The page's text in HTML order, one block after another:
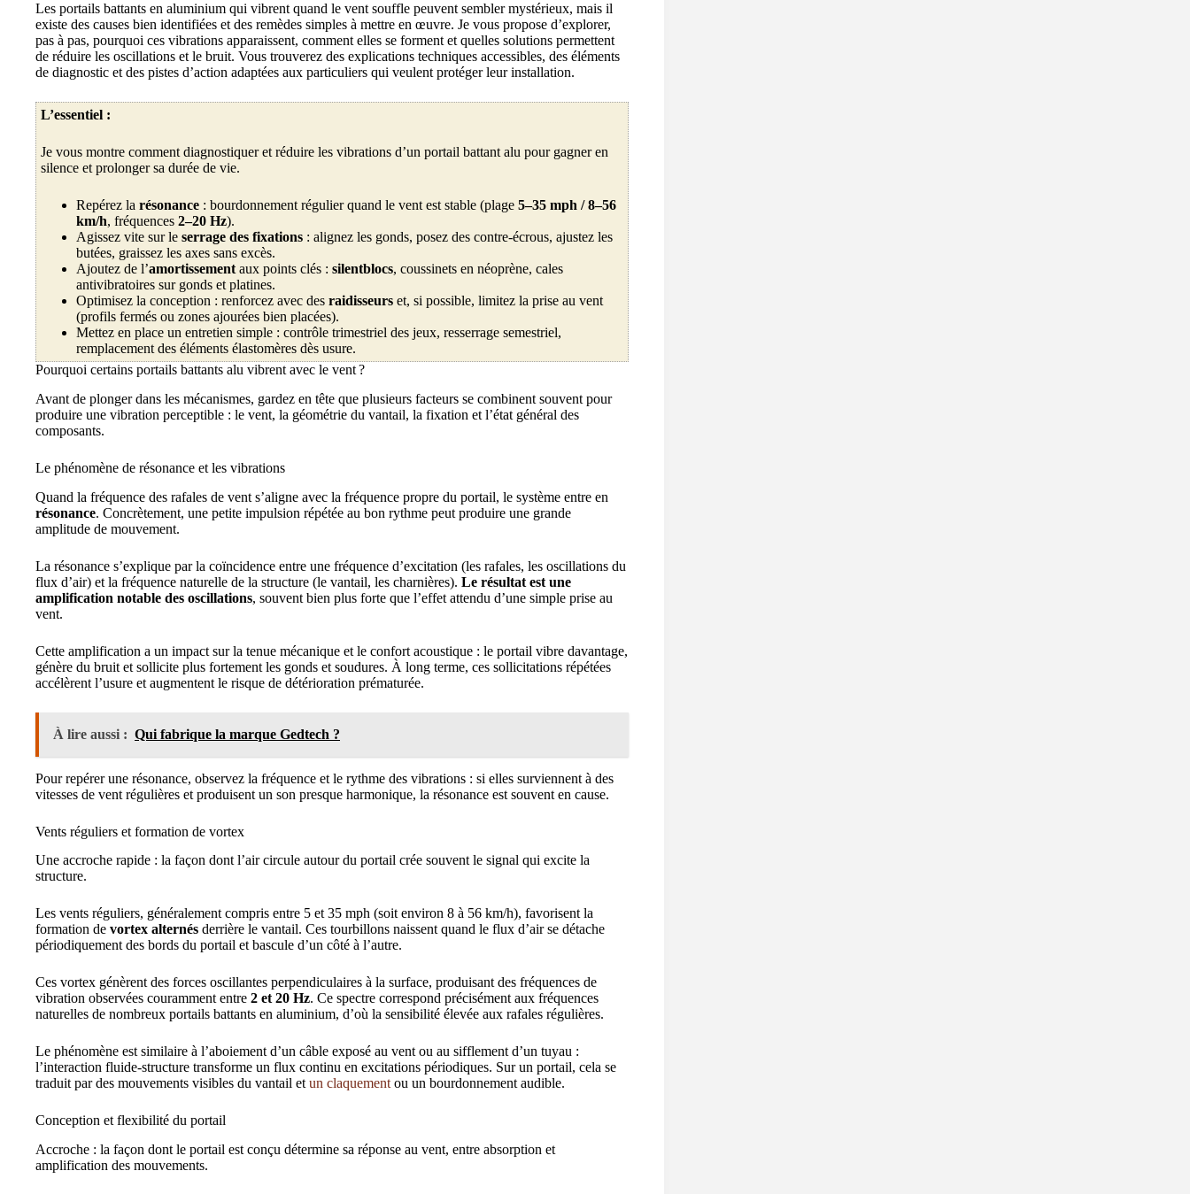
Les portails battants en aluminium qui vibrent quand le vent souffle peuvent sembler mystérieux, mais il
existe des causes bien identifiées et des remèdes simples à mettre en œuvre. Je vous propose d’explorer,
pas à pas, pourquoi ces vibrations apparaissent, comment elles se forment et quelles solutions permettent
de réduire les oscillations et le bruit. Vous trouverez des explications techniques accessibles, des éléments
de diagnostic et des pistes d’action adaptées aux particuliers qui veulent protéger leur installation.
L’essentiel :
Je vous montre comment diagnostiquer et réduire les vibrations d’un portail battant alu pour gagner en
silence et prolonger sa durée de vie.
Repérez la résonance : bourdonnement régulier quand le vent est stable (plage 5–35 mph / 8–56
km/h, fréquences 2–20 Hz).
Agissez vite sur le serrage des fixations : alignez les gonds, posez des contre-écrous, ajustez les
butées, graissez les axes sans excès.
Ajoutez de l’amortissement aux points clés : silentblocs, coussinets en néoprène, cales
antivibratoires sur gonds et platines.
Optimisez la conception : renforcez avec des raidisseurs et, si possible, limitez la prise au vent
(profils fermés ou zones ajourées bien placées).
Mettez en place un entretien simple : contrôle trimestriel des jeux, resserrage semestriel,
remplacement des éléments élastomères dès usure.
Pourquoi certains portails battants alu vibrent avec le vent ?
Avant de plonger dans les mécanismes, gardez en tête que plusieurs facteurs se combinent souvent pour
produire une vibration perceptible : le vent, la géométrie du vantail, la fixation et l’état général des
composants.
Le phénomène de résonance et les vibrations
Quand la fréquence des rafales de vent s’aligne avec la fréquence propre du portail, le système entre en
résonance. Concrètement, une petite impulsion répétée au bon rythme peut produire une grande
amplitude de mouvement.
La résonance s’explique par la coïncidence entre une fréquence d’excitation (les rafales, les oscillations du
flux d’air) et la fréquence naturelle de la structure (le vantail, les charnières). Le résultat est une
amplification notable des oscillations, souvent bien plus forte que l’effet attendu d’une simple prise au
vent.
Cette amplification a un impact sur la tenue mécanique et le confort acoustique : le portail vibre davantage,
génère du bruit et sollicite plus fortement les gonds et soudures. À long terme, ces sollicitations répétées
accélèrent l’usure et augmentent le risque de détérioration prématurée.
À lire aussi : Qui fabrique la marque Gedtech ?
Pour repérer une résonance, observez la fréquence et le rythme des vibrations : si elles surviennent à des
vitesses de vent régulières et produisent un son presque harmonique, la résonance est souvent en cause.
Vents réguliers et formation de vortex
Une accroche rapide : la façon dont l’air circule autour du portail crée souvent le signal qui excite la
structure.
Les vents réguliers, généralement compris entre 5 et 35 mph (soit environ 8 à 56 km/h), favorisent la
formation de vortex alternés derrière le vantail. Ces tourbillons naissent quand le flux d’air se détache
périodiquement des bords du portail et bascule d’un côté à l’autre.
Ces vortex génèrent des forces oscillantes perpendiculaires à la surface, produisant des fréquences de
vibration observées couramment entre 2 et 20 Hz. Ce spectre correspond précisément aux fréquences
naturelles de nombreux portails battants en aluminium, d’où la sensibilité élevée aux rafales régulières.
Le phénomène est similaire à l’aboiement d’un câble exposé au vent ou au sifflement d’un tuyau :
l’interaction fluide-structure transforme un flux continu en excitations périodiques. Sur un portail, cela se
traduit par des mouvements visibles du vantail et un claquement ou un bourdonnement audible.
Conception et flexibilité du portail
Accroche : la façon dont le portail est conçu détermine sa réponse au vent, entre absorption et
amplification des mouvements.